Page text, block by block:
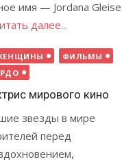
имя — Jordana Gleise
далее...
ФИЛЬМЫ
мирового кино
звезды в мире
перед